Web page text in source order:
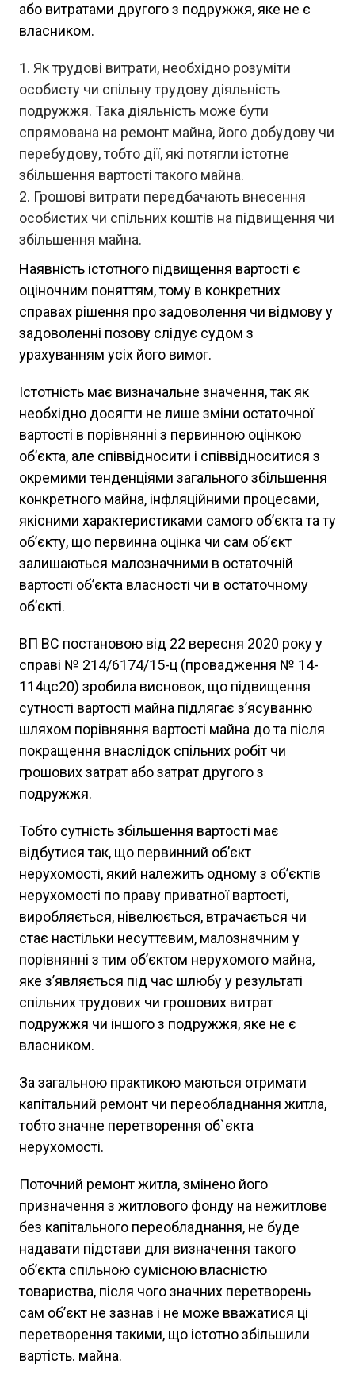
або витратами другого з подружжя, яке не є
власником.
Як трудові витрати, необхідно розуміти
особисту чи спільну трудову діяльність
подружжя. Така діяльність може бути
спрямована на ремонт майна, його добудову чи
перебудову, тобто дії, які потягли істотне
збільшення вартості такого майна.
Грошові витрати передбачають внесення
особистих чи спільних коштів на підвищення чи
збільшення майна.
Наявність істотного підвищення вартості є
оціночним поняттям, тому в конкретних
справах рішення про задоволення чи відмову у
задоволенні позову слідує судом з
урахуванням усіх його вимог.
Істотність має визначальне значення, так як
необхідно досягти не лише зміни остаточної
вартості в порівнянні з первинною оцінкою
об’єкта, але співвідносити і співвідноситися з
окремими тенденціями загального збільшення
конкретного майна, інфляційними процесами,
якісними характеристиками самого об’єкта та ту
об’єкту, що первинна оцінка чи сам об’єкт
залишаються малозначними в остаточній
вартості об’єкта власності чи в остаточному
об’єкті.
ВП ВС постановою від 22 вересня 2020 року у
справі № 214/6174/15-ц (провадження № 14-
114цс20) зробила висновок, що підвищення
сутності вартості майна підлягає з’ясуванню
шляхом порівняння вартості майна до та після
покращення внаслідок спільних робіт чи
грошових затрат або затрат другого з
подружжя.
Тобто сутність збільшення вартості має
відбутися так, що первинний об’єкт
нерухомості, який належить одному з об’єктів
нерухомості по праву приватної вартості,
виробляється, нівелюється, втрачається чи
стає настільки несуттєвим, малозначним у
порівнянні з тим об’єктом нерухомого майна,
яке з’являється під час шлюбу у результаті
спільних трудових чи грошових витрат
подружжя чи іншого з подружжя, яке не є
власником.
За загальною практикою маються отримати
капітальний ремонт чи переобладнання житла,
тобто значне перетворення об`єкта
нерухомості.
Поточний ремонт житла, змінено його
призначення з житлового фонду на нежитлове
без капітального переобладнання, не буде
надавати підстави для визначення такого
об’єкта спільною сумісною власністю
товариства, після чого значних перетворень
сам об’єкт не зазнав і не може вважатися ці
перетворення такими, що істотно збільшили
вартість. майна.